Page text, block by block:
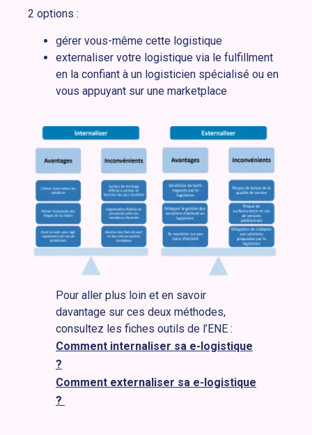
2 options :
gérer vous-même cette logistique
externaliser votre logistique via le fulfillment
en la confiant à un logisticien spécialisé ou en
vous appuyant sur une marketplace
Pour aller plus loin et en savoir
davantage sur ces deux méthodes,
consultez les fiches outils de l’ENE :
Comment internaliser sa e-logistique
?
Comment externaliser sa e-logistique
?